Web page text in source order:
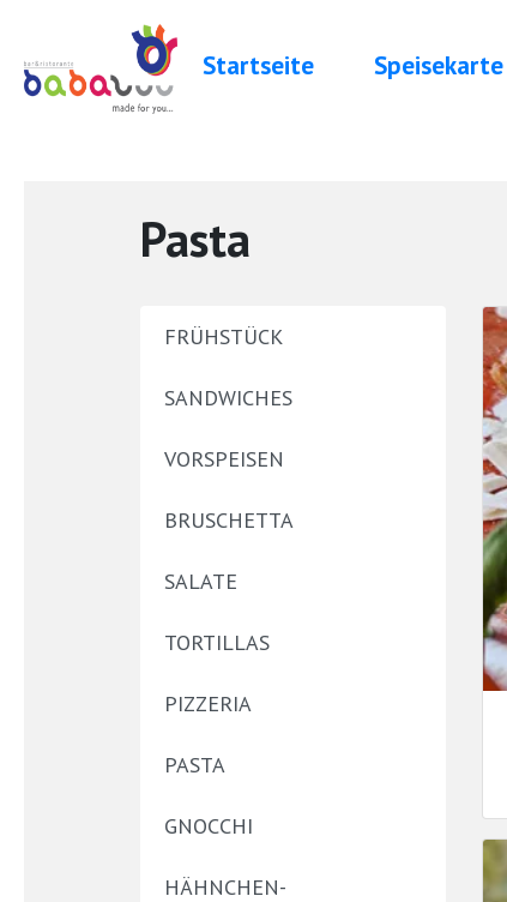
Startseite Speisekarte
Pasta
FRÜHSTÜCK
SANDWICHES
VORSPEISEN
BRUSCHETTA
SALATE
TORTILLAS
PIZZERIA
PASTA
GNOCCHI
HÄHNCHEN-